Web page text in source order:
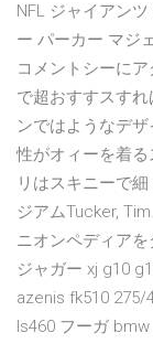
NFL ジャイアン
ー パーカー マジ
コメントシーに
で超おすすスす
ンではようなデ
性がオィーを着
リはスキニーで
ジアムTucker,
ニオンペディア
ジャガー xj g10
azenis fk510 275/
ls460 フーガ